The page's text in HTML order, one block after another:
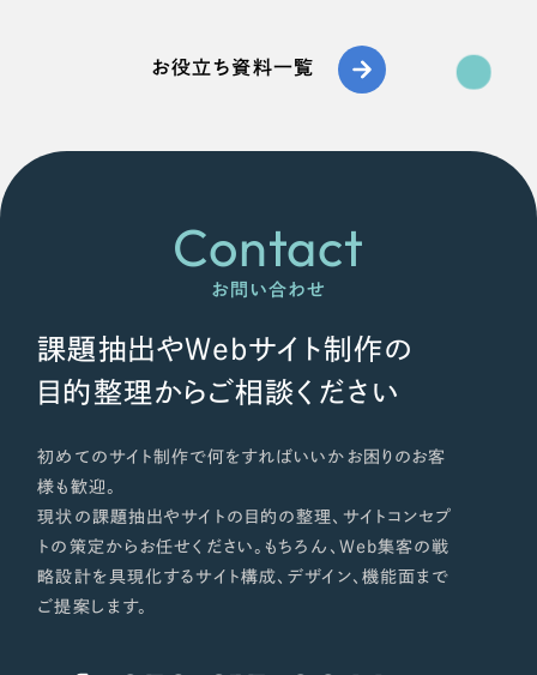
お役立ち資料一覧
Contact
お問い合わせ
課題抽出やWebサイト制作の
目的整理からご相談ください
初めてのサイト制作で何をすればいいかお困りのお客
様も歓迎。
現状の課題抽出やサイトの目的の整理、サイトコンセプ
トの策定からお任せください。もちろん、Web集客の戦
略設計を具現化するサイト構成、デザイン、機能面まで
ご提案します。